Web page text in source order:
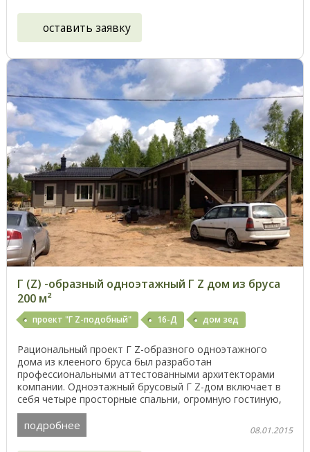
оставить заявку
Г (Z) -образный одноэтажный Г Z дом из бруса
200 м²
проект "Г Z-подобный" 16-Д дом зед
Рациональный проект Г Z-образного одноэтажного
дома из клееного бруса был разработан
профессиональными аттестованными архитекторами
компании. Одноэтажный брусовый Г Z-дом включает в
себя четыре просторные спальни, огромную гостиную,
просторную кухню ...
подробнее 08.01.2015